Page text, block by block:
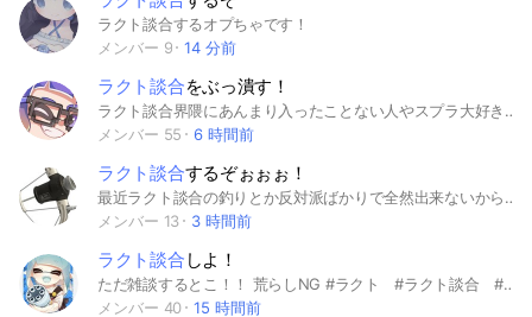
ラクト談合するオプちゃです！
メンバー 9
14 分前
ラクト談合をぶっ潰す！
ラクト談合界隈にあんまり入ったことない人やスプラ大好きな人でも大歓迎どんどん来てください 朝に一気に承認します ラクト談合って許せないよなそう思うよな反対派だけこい！賛成派はすぐばれるぞ情報提供もどんどんしてー賛成派は反省して下さい#ラクト談合反対派#スプラ#ラクト談合
メンバー 55
6 時間前
ラクト談合するぞぉぉぉ！
最近ラクト談合の釣りとか反対派ばかりで全然出来ないから作ってみました。名前が怪しい人は問答無用で蹴ります。副官は信用できる人のみです。
メンバー 13
3 時間前
ラクト談合 しよ！
ただ雑談するとこ！！ 荒らしNG #ラクト #ラクト談合 #雑談
メンバー 40
15 時間前